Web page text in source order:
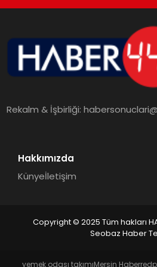
MAGAZIN
EGITIM
YAŞAM
Rekalm & İşbirliği:
Hakkımızda
Künyeİletişim
Copyright © 2025 Tüm hakları
Seobaz Haber
yemek odası takımıMersin Haber